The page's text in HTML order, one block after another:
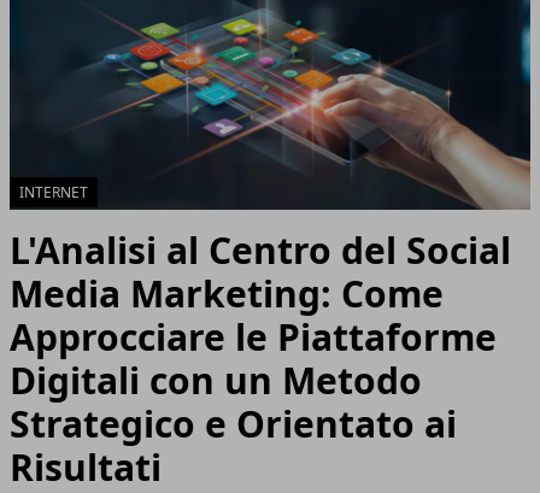
INTERNET
L'Analisi al Centro del Social
Media Marketing: Come
Approcciare le Piattaforme
Digitali con un Metodo
Strategico e Orientato ai
Risultati